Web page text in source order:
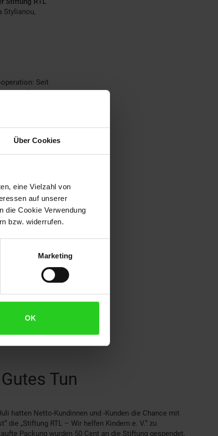
Über Cookies
eine Vielzahl von
auf unserer
die Cookie Verwendung
bzw. widerrufen.
Marketing
OK
Stylianou,
Seit
und
die
–
Kinder in Not
Tun
hatten Netto-Kundinnen und -Kunden die Chance mit
die „Stiftung RTL – Wir helfen Kindern e. V.“ zu
Packung wurden 50 Cent an die Stiftung gespendet.